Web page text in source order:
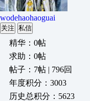
wodehaohaoguai
关注 私信
精华：0帖
求助：0帖
帖子：7帖 | 796回
年度积分：3003
历史总积分：5623